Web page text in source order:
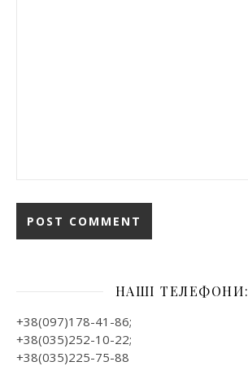
НАШІ ТЕЛЕФОНИ:
+38(097)178-41-86;
+38(035)252-10-22;
+38(035)225-75-88